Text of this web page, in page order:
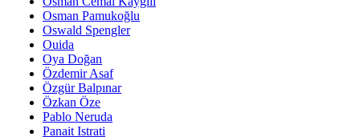
Osman Pamukoğlu
Oswald Spengler
Ouida
Oya Doğan
Özdemir Asaf
Özgür Balpınar
Özkan Öze
Pablo Neruda
Panait Istrati